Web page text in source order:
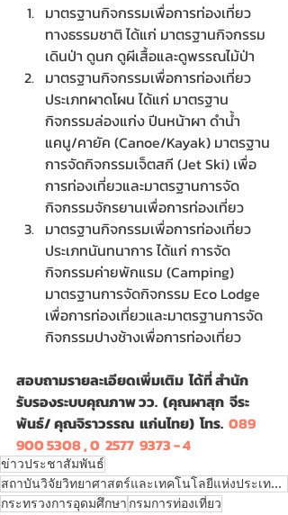
มาตรฐานกิจกรรมเพื่อการท่องเที่ยว
ทางธรรมชาติ ได้แก่ มาตรฐานกิจกรรม
เดินป่า ดูนก ดูผีเสื้อและดูพรรณไม้ป่า
มาตรฐานกิจกรรมเพื่อการท่องเที่ยว
ประเภทผาดโผน ได้แก่ มาตรฐาน
กิจกรรมล่องแก่ง ปีนหน้าผา ดำน้ำ
แคนู/คายัค (Canoe/Kayak) มาตรฐาน
การจัดกิจกรรมเจ็ตสกี (Jet Ski) เพื่อ
การท่องเที่ยวและมาตรฐานการจัด
กิจกรรมจักรยานเพื่อการท่องเที่ยว
มาตรฐานกิจกรรมเพื่อการท่องเที่ยว
ประเภทนันทนาการ ได้แก่ การจัด
กิจกรรมค่ายพักแรม (Camping)
มาตรฐานการจัดกิจกรรม Eco Lodge
เพื่อการท่องเที่ยวและมาตรฐานการจัด
กิจกรรมปางช้างเพื่อการท่องเที่ยว
สอบถามรายละเอียดเพิ่มเติม  ได้ที่ สำนัก
รับรองระบบคุณภาพ วว.  (คุณผาสุก  จีระ
พันธ์/ คุณจิราวรรณ  แก่นไทย)  โทร. 089
900 5308 , 0  2577  9373 - 4
ข่าวประชาสัมพันธ์
สถาบันวิจัยวิทยาศาสตร์และเทคโนโลยีแห่งประเทศไทย
กระทรวงการอุดมศึกษา กรมการท่องเที่ยว